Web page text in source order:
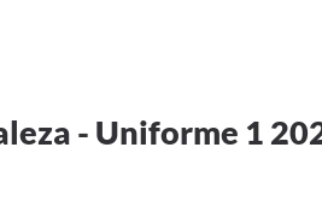
- Uniforme 1